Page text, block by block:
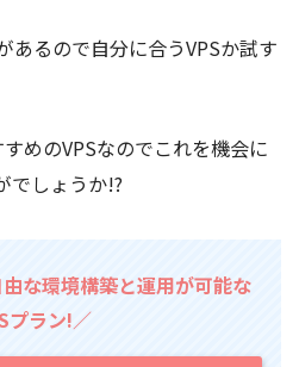
あるので自分に合うVPSか試す
めのVPSなのでこれを機会に
でしょうか!?
な環境構築と運用が可能な
プラン!／